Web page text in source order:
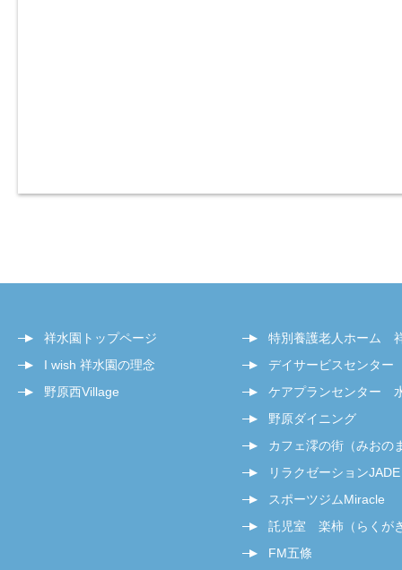
祥水園トップページ
I wish 祥水園の理念
野原西Village
特別養護老人ホーム
デイサービスセンタ
ケアプランセンター
野原ダイニング
カフェ澪の街（みおの
リラクゼーションJADE
スポーツジムMiracle
託児室 楽柿（らくが
FM五條